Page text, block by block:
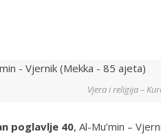
Vjera i religija –
poglavlje 40, Al-Mu’min –